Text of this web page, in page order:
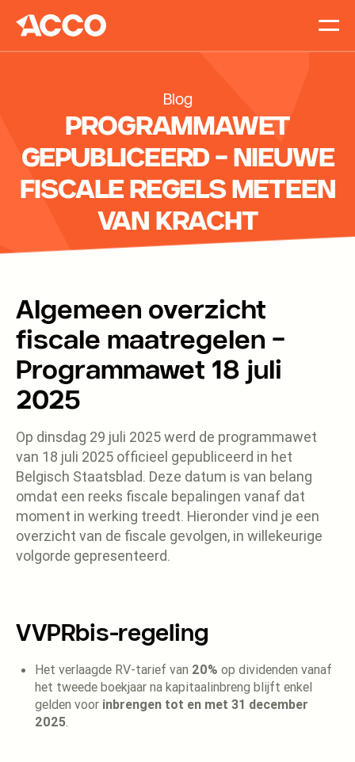
Contact
Blog
PROGRAMMAWET
GEPUBLICEERD – NIEUWE
FISCALE REGELS METEEN
VAN KRACHT
Algemeen overzicht
fiscale maatregelen –
Programmawet 18 juli
2025
Op dinsdag 29 juli 2025 werd de programmawet
van 18 juli 2025 officieel gepubliceerd in het
Belgisch Staatsblad. Deze datum is van belang
omdat een reeks fiscale bepalingen vanaf dat
moment in werking treedt. Hieronder vind je een
overzicht van de fiscale gevolgen, in willekeurige
volgorde gepresenteerd.
VVPRbis-regeling
Het verlaagde RV-tarief van 20% op dividenden vanaf
het tweede boekjaar na kapitaalinbreng blijft enkel
gelden voor inbrengen tot en met 31 december
2025